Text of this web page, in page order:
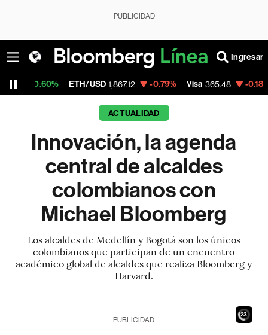
PUBLICIDAD
Ingresar
ETH/USD 1,867.12 -0.79% Visa 365.48 -0.18%
ACTUALIDAD
Innovación, la agenda
central de alcaldes
colombianos con
Michael Bloomberg
Los alcaldes de Medellín y Bogotá son los únicos
colombianos que participan de un encuentro
académico global de alcaldes que realiza Bloomberg y
Harvard.
21
PUBLICIDAD